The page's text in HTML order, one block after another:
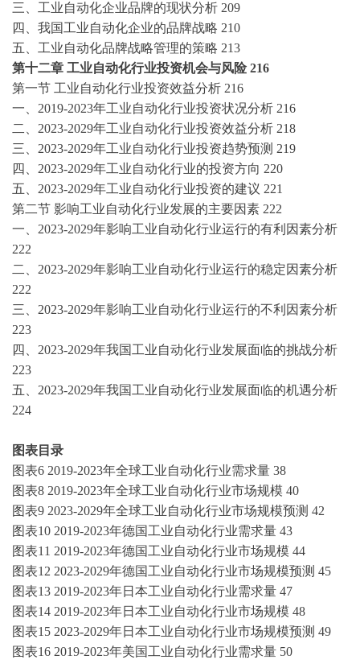
三、 工业自动化企业品牌的现状分析 209
四、我国工业自动化企业的品牌战略 210
五、 工业自动化品牌战略管理的策略 213
第十二章 工业自动化行业投资机会与风险 216
第一节 工业自动化行业投资效益分析 216
一、 2019-2023年工业自动化行业投资状况分析 216
二、 2023-2029年工业自动化行业投资效益分析 218
三、 2023-2029年工业自动化行业投资趋势预测 219
四、 2023-2029年工业自动化行业的投资方向 220
五、 2023-2029年工业自动化行业投资的建议 221
第二节 影响工业自动化行业发展的主要因素 222
一、 2023-2029年影响工业自动化行业运行的有利因素分析
222
二、 2023-2029年影响工业自动化行业运行的稳定因素分析
222
三、 2023-2029年影响工业自动化行业运行的不利因素分析
223
四、 2023-2029年我国工业自动化行业发展面临的挑战分析
223
五、 2023-2029年我国工业自动化行业发展面临的机遇分析
224
图表目录
图表6 2019-2023年全球工业自动化行业需求量 38
图表8 2019-2023年全球工业自动化行业市场规模 40
图表9 2023-2029年全球工业自动化行业市场规模预测 42
图表10 2019-2023年德国工业自动化行业需求量 43
图表11 2019-2023年德国工业自动化行业市场规模 44
图表12 2023-2029年德国工业自动化行业市场规模预测 45
图表13 2019-2023年日本工业自动化行业需求量 47
图表14 2019-2023年日本工业自动化行业市场规模 48
图表15 2023-2029年日本工业自动化行业市场规模预测 49
图表16 2019-2023年美国工业自动化行业需求量 50